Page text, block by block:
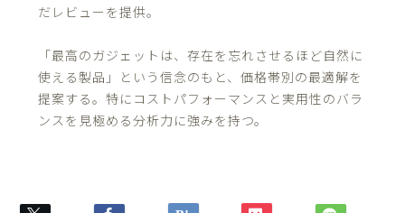
だレビューを提供。
「最高のガジェットは、存在を忘れさせるほど自然に
使える製品」という信念のもと、価格帯別の最適解を
提案する。特にコストパフォーマンスと実用性のバラ
ンスを見極める分析力に強みを持つ。